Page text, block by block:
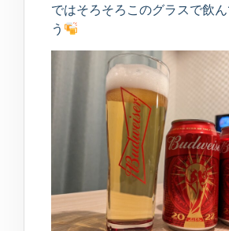
ではそろそろこのグラスで飲
う